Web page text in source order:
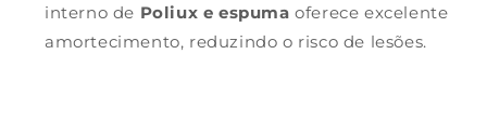
interno de Poliux e espuma oferece excelente
amortecimento, reduzindo o risco de lesões.